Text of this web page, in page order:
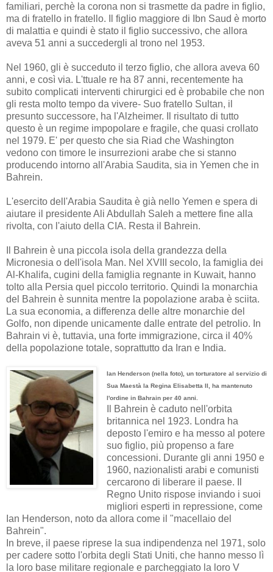
familiari, perchè la corona non si trasmette da padre in figlio,
ma di fratello in fratello. Il figlio maggiore di Ibn Saud è morto
di malattia e quindi è stato il figlio successivo, che allora
aveva 51 anni a succedergli al trono nel 1953.
Nel 1960, gli è succeduto il terzo figlio, che allora aveva 60
anni, e così via. L'ttuale re ha 87 anni, recentemente ha
subito complicati interventi chirurgici ed è probabile che non
gli resta molto tempo da vivere- Suo fratello Sultan, il
presunto successore, ha l'Alzheimer.
risultato di tutto
questo è un regime impopolare e fragile, che quasi crollato
nel 1979. E' per questo che sia Riad che Washington
vedono con timore le insurrezioni arabe che si stanno
producendo intorno all'Arabia Saudita, sia in Yemen che in
Bahrein.
L'esercito dell'Arabia Saudita è già nello Yemen e spera di
aiutare il presidente Ali Abdullah Saleh a mettere fine alla
rivolta, con l'aiuto della CIA. Resta il Bahrein.
Il Bahrein è una piccola isola della grandezza della
Micronesia o dell'isola Man. Nel XVIII secolo, la famiglia dei
Al-Khalifa, cugini della famiglia regnante in Kuwait, hanno
tolto alla Persia quel piccolo territorio. Quindi la monarchia
del Bahrein è sunnita mentre la popolazione araba è sciita.
La sua economia, a differenza delle altre monarchie del
Golfo, non dipende unicamente dalle entrate del petrolio. In
Bahrain vi è, tuttavia, una forte immigrazione, circa il 40%
della popolazione totale, soprattutto da Iran e India.
Ian Henderson (nella foto), un torturatore al servizio di
Sua Maestà la Regina Elisabetta II ha mantenuto
l'ordine inBahrain per 40 anni.
Il Bahrein è caduto nell'orbita
britannica nel 1923. Londra ha
deposto l'emiro e ha messo al potere
suo figlio, più propenso a fare
concessioni. Durante gli anni 1950 e
1960, nazionalisti arabi e comunisti
cercarono di liberare il paese. Il
Regno Unito rispose inviando i suoi
migliori esperti in repressione, come
Ian Henderson, noto da allora come il "macellaio del
Bahrein".
In breve, il paese riprese la sua indipendenza nel 1971, solo
per cadere sotto l'orbita degli Stati Uniti, che hanno messo lì
la loro base militare regionale e parcheggiato la loro V